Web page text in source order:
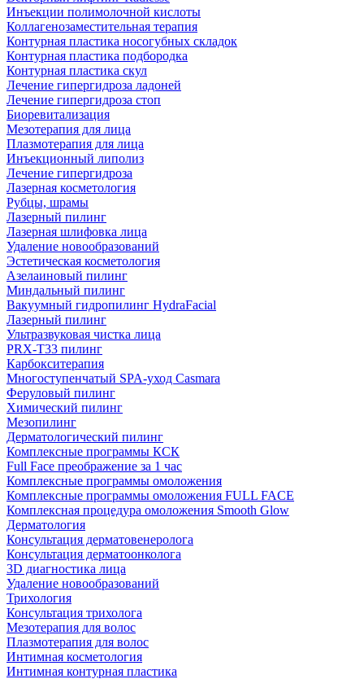
Инъекции полимолочной кислоты
Коллагенозаместительная терапия
Контурная пластика носогубных складок
Контурная пластика подбородка
Контурная пластика скул
Лечение гипергидроза ладоней
Лечение гипергидроза стоп
Биоревитализация
Мезотерапия для лица
Плазмотерапия для лица
Инъекционный липолиз
Лечение гипергидроза
Лазерная косметология
Рубцы, шрамы
Лазерный пилинг
Лазерная шлифовка лица
Удаление новообразований
Эстетическая косметология
Азелаиновый пилинг
Миндальный пилинг
Вакуумный гидропилинг HydraFacial
Лазерный пилинг
Ультразвуковая чистка лица
PRX-T33 пилинг
Карбокситерапия
Многоступенчатый SPA-уход Сasmara
Феруловый пилинг
Химический пилинг
Мезопилинг
Дерматологический пилинг
Комплексные программы КСК
Full Face преображение за 1 час
Комплексные программы омоложения
Комплексные программы омоложения FULL FACE
Комплексная процедура омоложения Smooth Glow
Дерматология
Консультация дерматовенеролога
Консультация дерматоонколога
3D диагностика лица
Удаление новообразований
Трихология
Консультация трихолога
Мезотерапия для волос
Плазмотерапия для волос
Интимная косметология
Интимная контурная пластика